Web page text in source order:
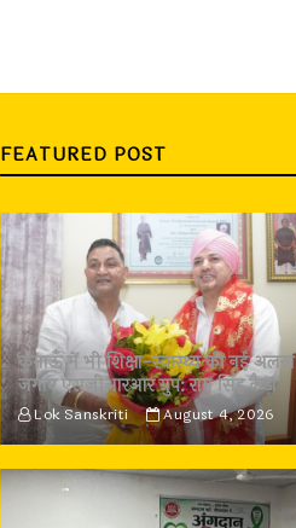
FEATURED POST
कुमाऊँ में भी शिक्षा-स्वास्थ्य की नई अलख
जगाए एसजीआरआर ग्रुप: राम सिंह कैड़ा
Lok Sanskriti August 4, 2026